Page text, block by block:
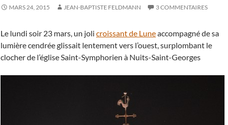
MARS 24, 2015 JEAN-BAPTISTE FELDMANN 3 COMMENTAIRES
Le lundi soir 23 mars, un joli croissant de Luneaccompagné de sa
lumière cendrée glissait lentement vers l’ouest, surplombant le
clocher de l’église Saint-Symphorien à Nuits-Saint-Georges